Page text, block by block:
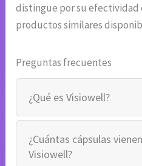
distingue por su efectividad
productos similares
Preguntas frecuentes
¿Qué es Visiowell?
¿Cuántas cápsulas
Visiowell?